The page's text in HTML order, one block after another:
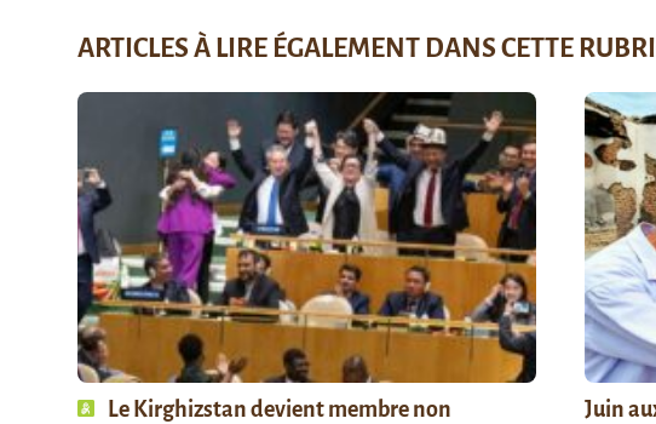
ARTICLES À LIRE ÉGALEMENT DANS CETTE
Le Kirghizstan devient membre non
Juin